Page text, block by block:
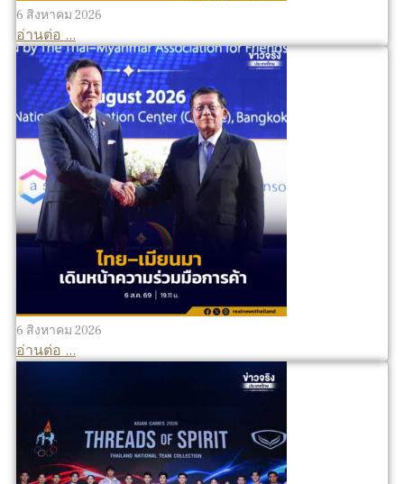
6 สิงหาคม 2026
อ่านต่อ ...
6 สิงหาคม 2026
อ่านต่อ ...